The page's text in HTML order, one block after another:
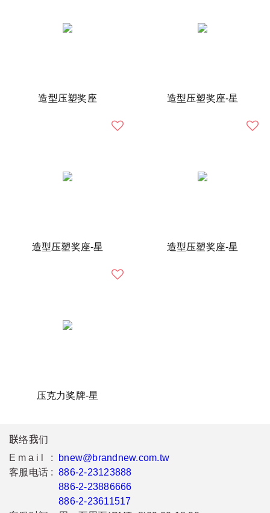
造型压塑奖座 造型压塑奖座-星
造型压塑奖座-星 造型压塑奖座-星
压克力奖牌-星
联络我们
Email :
bnew@brandnew.com.tw
客服电话 : 886-2-23123888
886-2-23886666
886-2-23611517